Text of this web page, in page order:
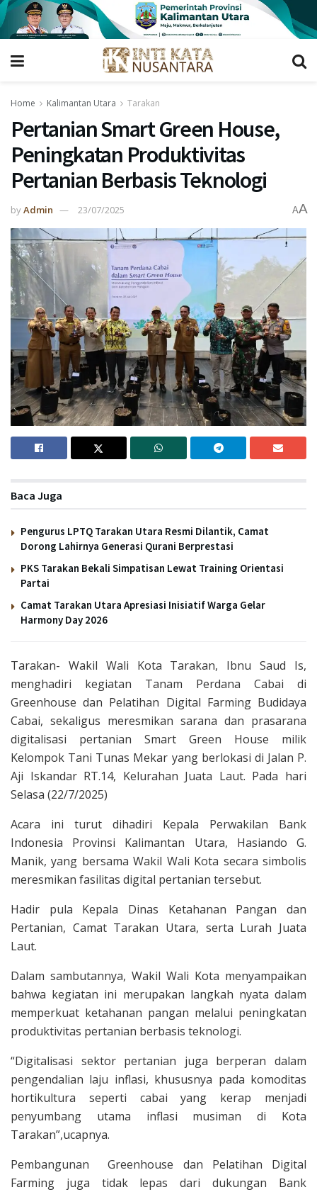
Home Kalimantan Utara Tarakan
Pertanian Smart Green House,
Peningkatan Produktivitas
Pertanian Berbasis Teknologi
byAdmin 23/07/2025 AA
Baca Juga
Pengurus LPTQ Tarakan Utara Resmi Dilantik, Camat
Dorong Lahirnya Generasi Qurani Berprestasi
PKS Tarakan Bekali Simpatisan Lewat Training Orientasi
Partai
Camat Tarakan Utara Apresiasi Inisiatif Warga Gelar
Harmony Day 2026
Tarakan- Wakil Wali Kota Tarakan, Ibnu Saud Is,
menghadiri kegiatan Tanam Perdana Cabai di
Greenhouse dan Pelatihan Digital Farming Budidaya
Cabai, sekaligus meresmikan sarana dan prasarana
digitalisasi pertanian Smart Green House milik
Kelompok Tani Tunas Mekar yang berlokasi di Jalan P.
Aji Iskandar RT.14, Kelurahan Juata Laut. Pada hari
Selasa (22/7/2025)
Acara ini turut dihadiri Kepala Perwakilan Bank
Indonesia Provinsi Kalimantan Utara, Hasiando G.
Manik, yang bersama Wakil Wali Kota secara simbolis
meresmikan fasilitas digital pertanian tersebut.
Hadir pula Kepala Dinas Ketahanan Pangan dan
Pertanian, Camat Tarakan Utara, serta Lurah Juata
Laut.
Dalam sambutannya, Wakil Wali Kota menyampaikan
bahwa kegiatan ini merupakan langkah nyata dalam
memperkuat ketahanan pangan melalui peningkatan
produktivitas pertanian berbasis teknologi.
“Digitalisasi sektor pertanian juga berperan dalam
pengendalian laju inflasi, khususnya pada komoditas
hortikultura seperti cabai yang kerap menjadi
penyumbang utama inflasi musiman di Kota
Tarakan”,ucapnya.
Pembangunan Greenhouse dan Pelatihan Digital
Farming juga tidak lepas dari dukungan Bank